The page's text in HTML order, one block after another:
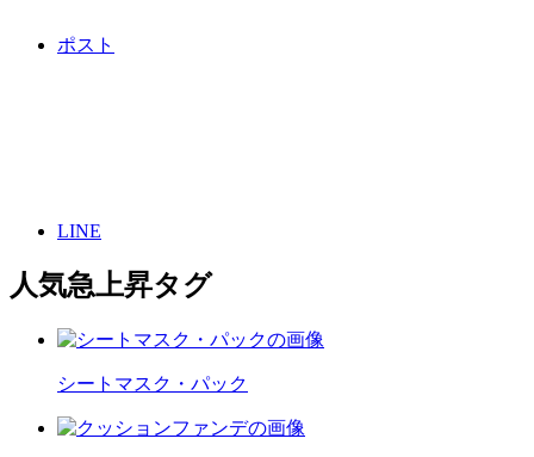
ポスト
LINE
人気急上昇タグ
シートマスク・パック